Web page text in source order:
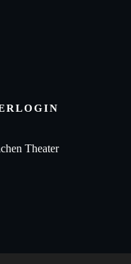
Theater